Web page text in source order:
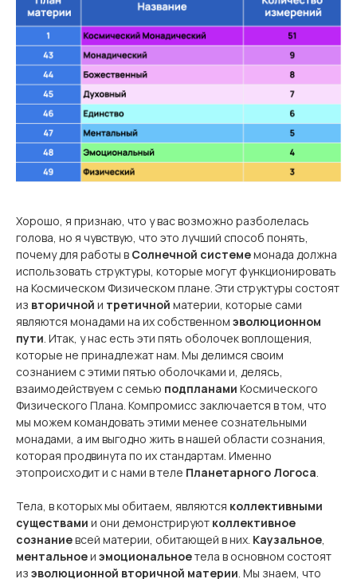
Хорошо, я признаю, что у вас возможно разболелась
голова, но я чувствую, что это лучший способ понять,
почему для работы в Солнечной системемонада должна
использовать структуры, которые могут функционировать
на Космическом Физическом плане. Эти структуры состоят
из вторичной и третичной материи, которые сами
являются монадами на их собственном эволюционном
пути . Итак, у нас есть эти пять оболочек воплощения,
которые не принадлежат нам. Мы делимся своим
сознанием с этими пятью оболочками и, делясь,
взаимодействуем с семью подпланами Космического
Физического Плана. Компромисс заключается в том, что
мы можем командовать этими менее сознательными
монадами, а им выгодно жить в нашей области сознания,
которая продвинута по их стандартам. Именно
этопроисходит и с нами в теле Планетарного Логоса
Тела, в которых мы обитаем, являются коллективными
существами и они демонстрируют коллективное
сознаниевсей материи, обитающей в них. Каузальное
ментальноеи эмоциональноетела в основном состоят
из эволюционной вторичной материи . Мы знаем, что